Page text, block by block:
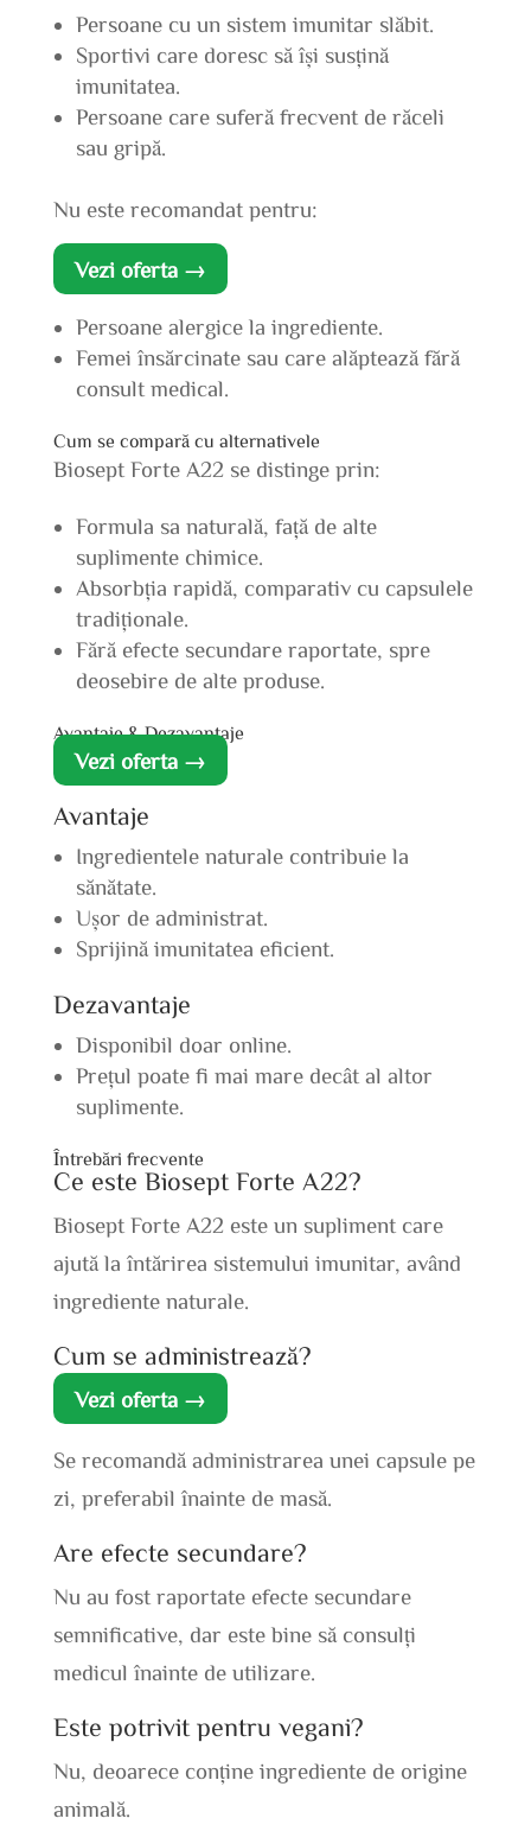
Persoane cu un sistem imunitar slăbit.
Sportivi care doresc să își susțină
imunitatea.
Persoane care suferă frecvent de răceli
sau gripă.
Nu este recomandat pentru:
Vezi oferta →
Persoane alergice la ingrediente.
Femei însărcinate sau care alăptează fără
consult medical.
Cum se compară cu alternativele
Biosept Forte A22 se distinge prin:
Formula sa naturală, față de alte
suplimente chimice.
Absorbția rapidă, comparativ cu capsulele
tradiționale.
Fără efecte secundare raportate, spre
deosebire de alte produse.
Avantaje & Dezavantaje
Vezi oferta →
Avantaje
Ingredientele naturale contribuie la
sănătate.
Ușor de administrat.
Sprijină imunitatea eficient.
Dezavantaje
Disponibil doar online.
Prețul poate fi mai mare decât al altor
suplimente.
Întrebări frecvente
Ce este Biosept Forte A22?
Biosept Forte A22 este un supliment care
ajută la întărirea sistemului imunitar, având
ingrediente naturale.
Cum se administrează?
Vezi oferta →
Se recomandă administrarea unei capsule pe
zi, preferabil înainte de masă.
Are efecte secundare?
Nu au fost raportate efecte secundare
semnificative, dar este bine să consulți
medicul înainte de utilizare.
Este potrivit pentru vegani?
Nu, deoarece conține ingrediente de origine
animală.